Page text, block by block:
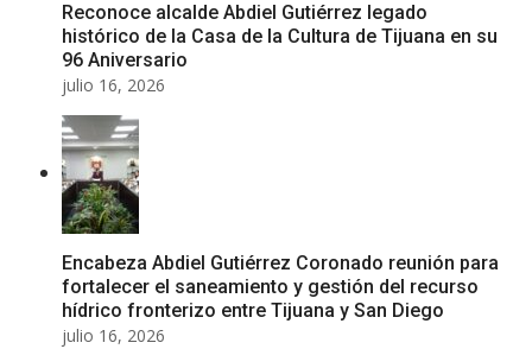
Reconoce alcalde Abdiel Gutiérrez legado
histórico de la Casa de la Cultura de Tijuana en su
96 Aniversario
julio 16, 2026
Encabeza Abdiel Gutiérrez Coronado reunión para
fortalecer el saneamiento y gestión del recurso
hídrico fronterizo entre Tijuana y San Diego
julio 16, 2026